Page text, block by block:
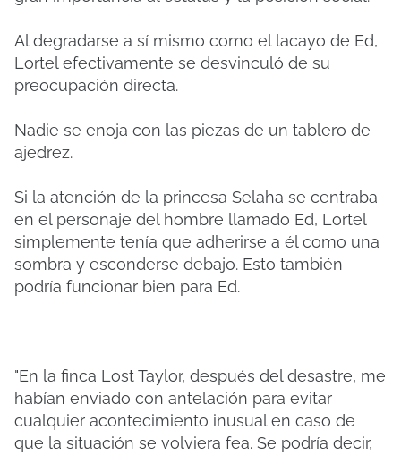
Al degradarse a sí mismo como el lacayo de Ed,
Lortel efectivamente se desvinculó de su
preocupación directa.
Nadie se enoja con las piezas de un tablero de
ajedrez.
Si la atención de la princesa Selaha se centraba
en el personaje del hombre llamado Ed, Lortel
simplemente tenía que adherirse a él como una
sombra y esconderse debajo. Esto también
podría funcionar bien para Ed.
"En la finca Lost Taylor, después del desastre, me
habían enviado con antelación para evitar
cualquier acontecimiento inusual en caso de
que la situación se volviera fea. Se podría decir,